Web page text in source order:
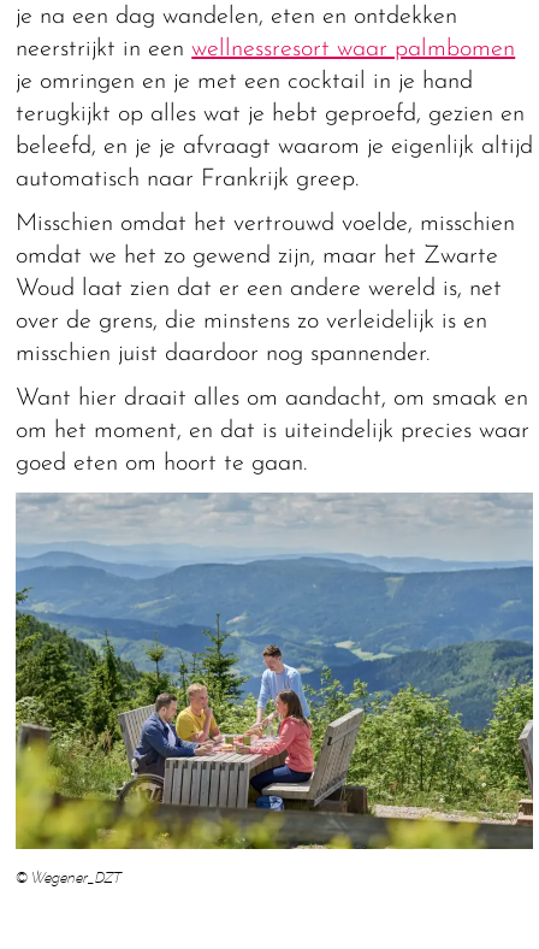
je na een dag wandelen, eten en ontdekken
neerstrijkt in eenwellnessresort waar palmbomen
je omringen en je met een cocktail in je hand
terugkijkt op alles wat je hebt geproefd, gezien en
beleefd, en je je afvraagt waarom je eigenlijk altijd
automatisch naar Frankrijk greep.
Misschien omdat het vertrouwd voelde, misschien
omdat we het zo gewend zijn, maar het Zwarte
Woud laat zien dat er een andere wereld is, net
over de grens, die minstens zo verleidelijk is en
misschien juist daardoor nog spannender.
Want hier draait alles om aandacht, om smaak en
om het moment, en dat is uiteindelijk precies waar
goed eten om hoort te gaan.
© Wegener_DZT